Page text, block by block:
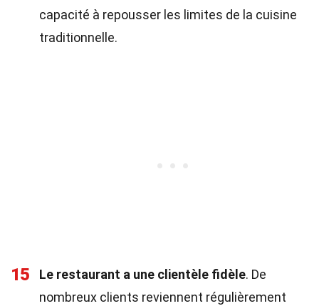
capacité à repousser les limites de la cuisine
traditionnelle.
15 Le restaurant a une clientèle fidèle. De
nombreux clients reviennent régulièrement